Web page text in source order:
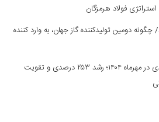
فولاد هرمزگان
چگونه دومین تولیدکننده گاز جهان، به وارد کننده
جهش چشمگیر درآمد بانک دی در مهرماه ۱۴۰۴؛ رشد ۲۵۳ درصدی و تقویت